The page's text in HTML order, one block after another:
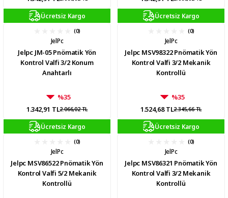
Ücretsiz Kargo
(0)
JelPc
Jelpc JM-05 Pnömatik Yön
Kontrol Valfi 3/2 Konum
Anahtarlı
%35
1.342,91 TL2.066,02 TL
Ücretsiz Kargo
(0)
JelPc
Jelpc MSV98322 Pnömatik Yön
Kontrol Valfi 3/2 Mekanik
Kontrollü
%35
1.524,68 TL2.345,66 TL
Ücretsiz Kargo
(0)
JelPc
Jelpc MSV86522 Pnömatik Yön
Kontrol Valfi 5/2 Mekanik
Kontrollü
Ücretsiz Kargo
(0)
JelPc
Jelpc MSV86321 Pnömatik Yön
Kontrol Valfi 3/2 Mekanik
Kontrollü